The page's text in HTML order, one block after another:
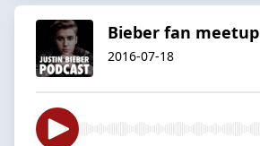
Bieber fan meetup
2016-07-18